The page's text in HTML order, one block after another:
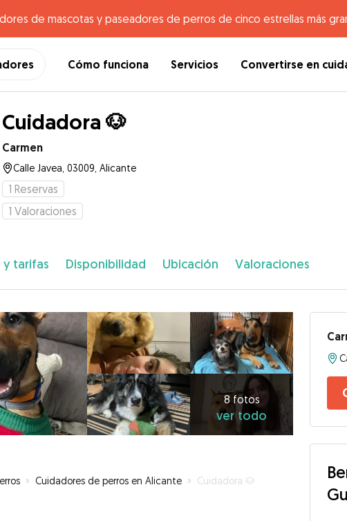
de mascotas y paseadores de perros de cinco estrellas más
Cómo funciona Servicios Convertirse en
Cuidadora 🐶
Carmen
Calle Javea, 03009, Alicante
1 Reservas
1 Valoraciones
y tarifas Disponibilidad Ubicación Valoraciones
8 fotos
ver todo
» Cuidadores de perros en Alicante » Cuidadora 🐶